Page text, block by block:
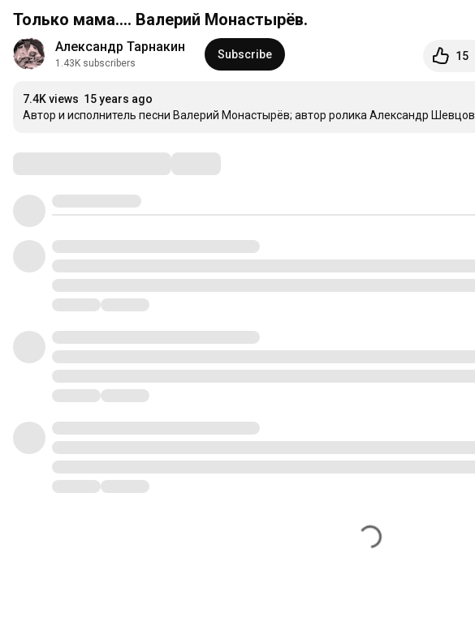
Только мама.... Валерий Монастырёв.
Александр Тарнакин
1.43K subscribers
Subscribe 15
7.4K views 15 years ago
Автор и исполнитель песни Валерий Монастырёв; автор ролика Александр Шевцов